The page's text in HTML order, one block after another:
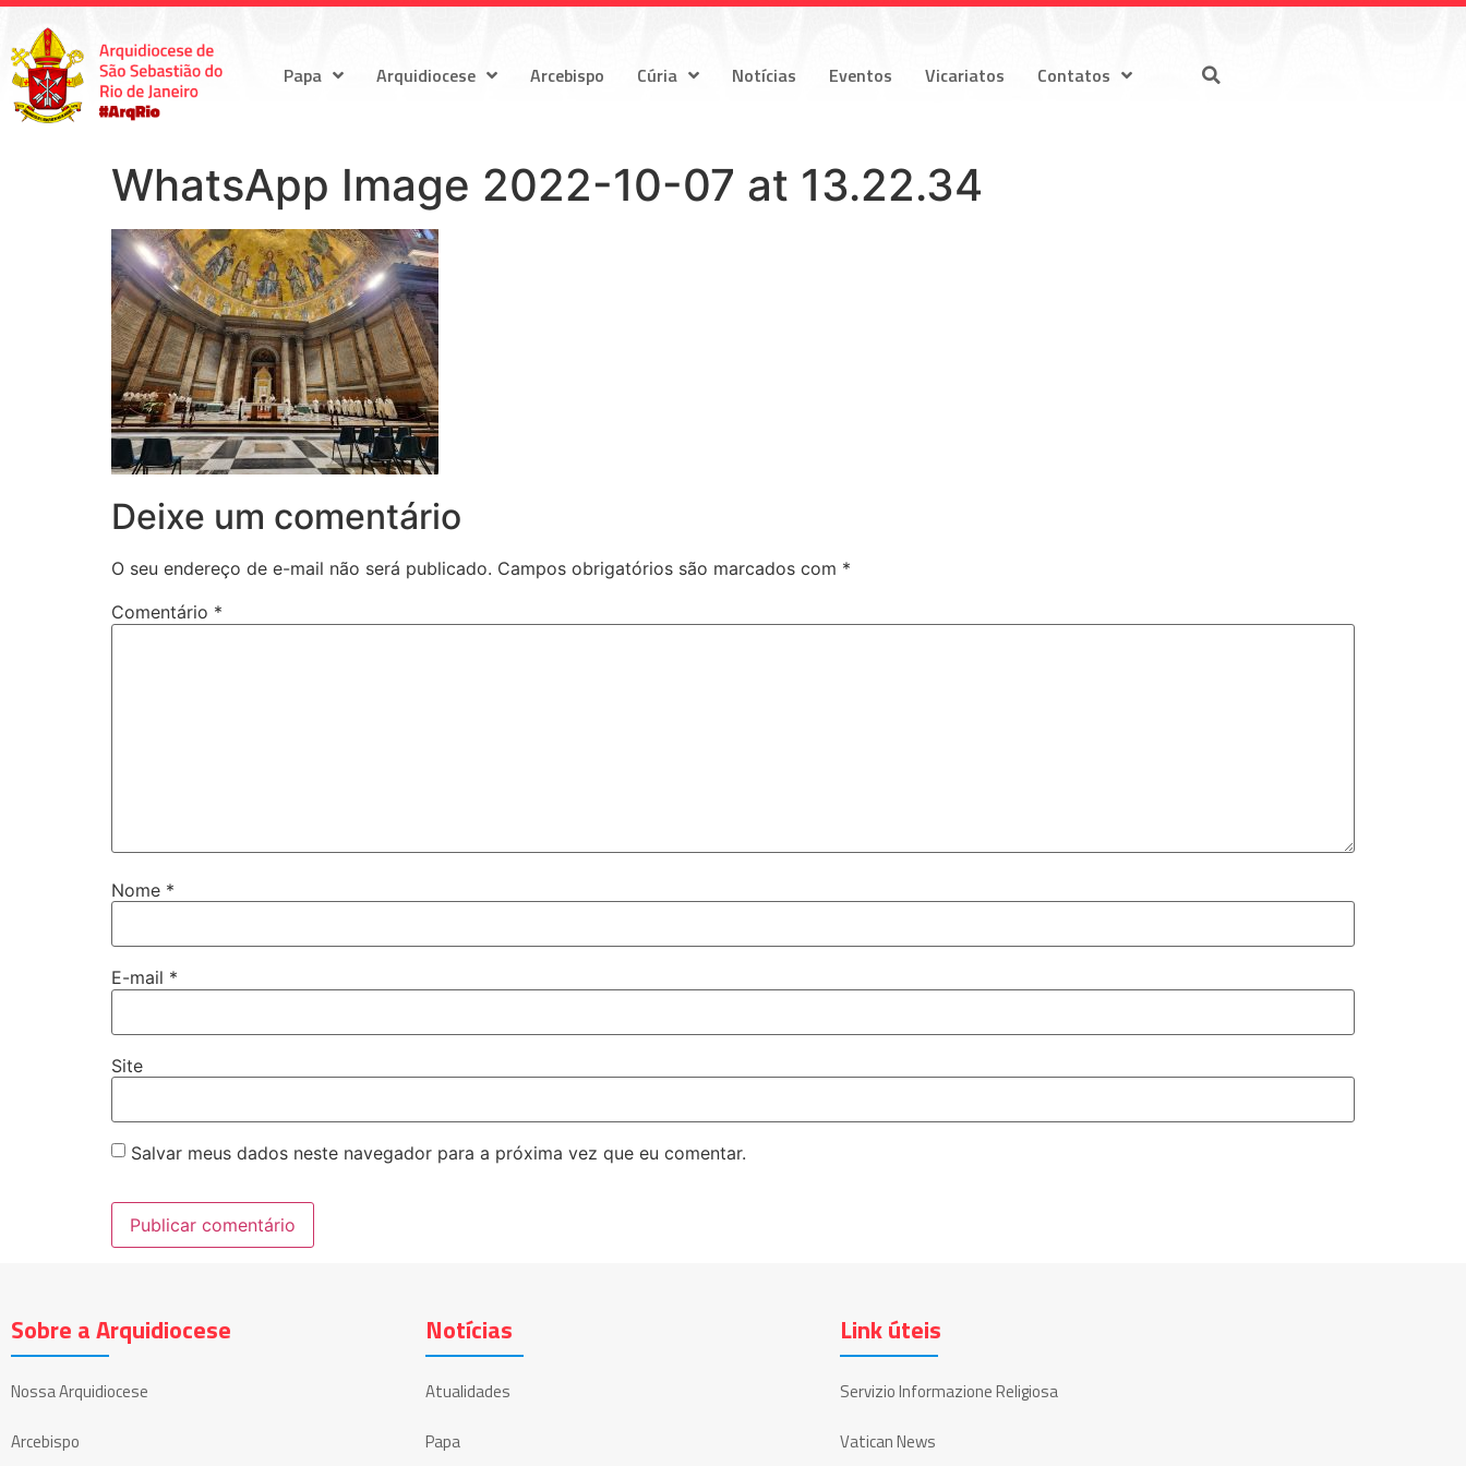
Papa Arquidiocese Arcebispo Cúria Notícias Eventos Vicariatos Contatos
WhatsApp Image 2022-10-07 at 13.22.34
Deixe um comentário
O seu endereço de e-mail não será publicado. Campos obrigatórios são marcados com *
Comentário *
Nome *
E-mail *
Site
Salvar meus dados neste navegador para a próxima vez que eu comentar.
Sobre a Arquidiocese
Nossa Arquidiocese
Arcebispo
Notícias
Atualidades
Papa
Link úteis
Servizio Informazione Religiosa
Vatican News